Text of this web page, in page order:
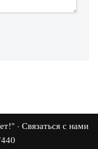
· Связаться с нами